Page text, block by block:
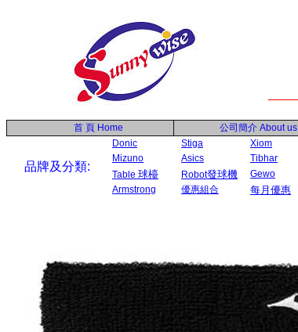
首 頁 Home 公司簡介 About us
品牌及分類:
Donic Stiga Xiom
Mizuno
Asics Tibhar
Table 球檯 Robot發球機 Gewo
Armstrong
優惠組合 每月優惠